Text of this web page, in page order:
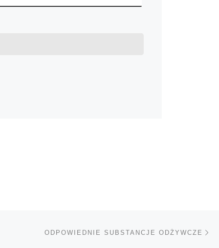
ODPOWIEDNIE SUBSTANCJE ODŻYWCZE